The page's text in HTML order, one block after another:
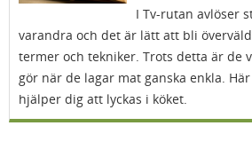
I Tv-rutan avlöser
varandra och det är lätt att bli
termer och tekniker. Trots detta är de
gör när de lagar mat ganska enkla.
hjälper dig att lyckas i köket.